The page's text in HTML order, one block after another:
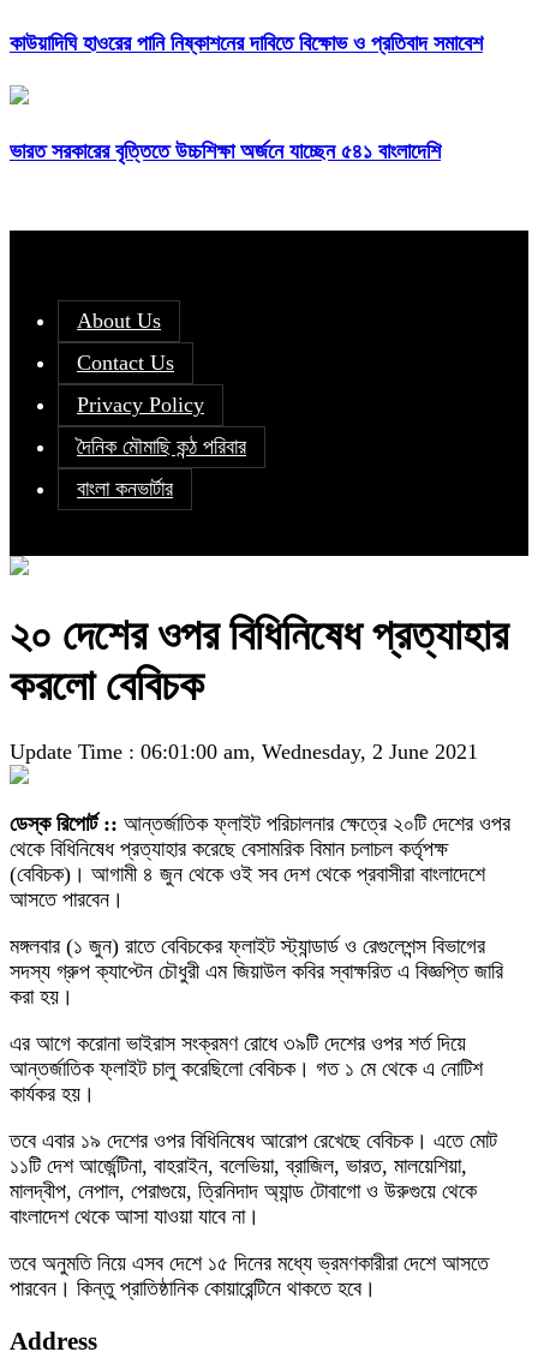
কাউয়াদিঘি হাওরের পানি নিষ্কাশনের দাবিতে বিক্ষোভ ও প্রতিবাদ সমাবেশ
ভারত সরকারের বৃত্তিতে উচ্চশিক্ষা অর্জনে যাচ্ছেন ৫৪১ বাংলাদেশি
About Us
Contact Us
Privacy Policy
দৈনিক মৌমাছি কন্ঠ পরিবার
বাংলা কনভার্টার
২০ দেশের ওপর বিধিনিষেধ প্রত্যাহার
করলো বেবিচক
Update Time : 06:01:00 am, Wednesday, 2 June 2021
ডেস্ক রিপোর্ট :: আন্তর্জাতিক ফ্লাইট পরিচালনার ক্ষেত্রে ২০টি দেশের ওপর
থেকে বিধিনিষেধ প্রত্যাহার করেছে বেসামরিক বিমান চলাচল কর্তৃপক্ষ
(বেবিচক)। আগামী ৪ জুন থেকে ওই সব দেশ থেকে প্রবাসীরা বাংলাদেশে
আসতে পারবেন।
মঙ্গলবার (১ জুন) রাতে বেবিচকের ফ্লাইট স্ট্যান্ডার্ড ও রেগুলেশন্স বিভাগের
সদস্য গ্রুপ ক্যাপ্টেন চৌধুরী এম জিয়াউল কবির স্বাক্ষরিত এ বিজ্ঞপ্তি জারি
করা হয়।
এর আগে করোনা ভাইরাস সংক্রমণ রোধে ৩৯টি দেশের ওপর শর্ত দিয়ে
আন্তর্জাতিক ফ্লাইট চালু করেছিলো বেবিচক। গত ১ মে থেকে এ নোটিশ
কার্যকর হয়।
তবে এবার ১৯ দেশের ওপর বিধিনিষেধ আরোপ রেখেছে বেবিচক। এতে মোট
১১টি দেশ আর্জেন্টিনা, বাহরাইন, বলেভিয়া, ব্রাজিল, ভারত, মালয়েশিয়া,
মালদ্বীপ, নেপাল, পেরাগুয়ে, ত্রিনিদাদ অ্যান্ড টোবাগো ও উরুগুয়ে থেকে
বাংলাদেশ থেকে আসা যাওয়া যাবে না।
তবে অনুমতি নিয়ে এসব দেশে ১৫ দিনের মধ্যে ভ্রমণকারীরা দেশে আসতে
পারবেন। কিন্তু প্রাতিষ্ঠানিক কোয়ারেন্টিনে থাকতে হবে।
Address